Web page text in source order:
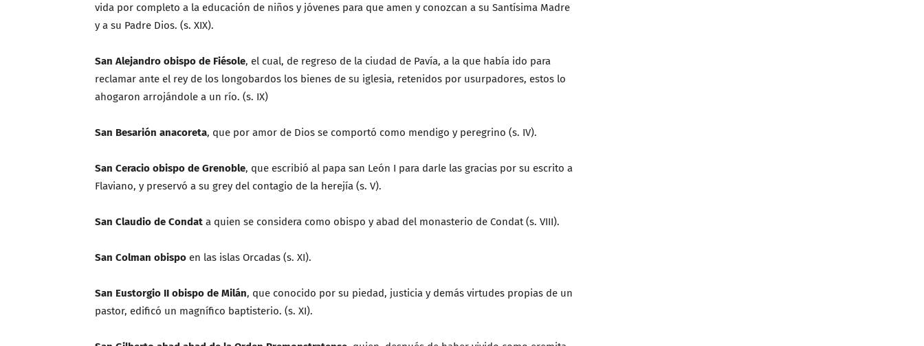
vida por completo a la educación de niños y jóvenes para que amen y conozcan a su Santísima Madre
y a su Padre Dios. (s. XIX).
San Alejandro obispo de Fiésole, el cual, de regreso de la ciudad de Pavía, a la que había ido para
reclamar ante el rey de los longobardos los bienes de su iglesia, retenidos por usurpadores, estos lo
ahogaron arrojándole a un río. (s. IX)
San Besarión anacoreta, que por amor de Dios se comportó como mendigo y peregrino (s. IV).
San Ceracio obispo de Grenoble, que escribió al papa san León I para darle las gracias por su escrito a
Flaviano, y preservó a su grey del contagio de la herejía (s. V).
San Claudio de Condat a quien se considera como obispo y abad del monasterio de Condat (s. VIII).
San Colman obispo en las islas Orcadas (s. XI).
San Eustorgio II obispo de Milán, que conocido por su piedad, justicia y demás virtudes propias de un
pastor, edificó un magnífico baptisterio. (s. XI).